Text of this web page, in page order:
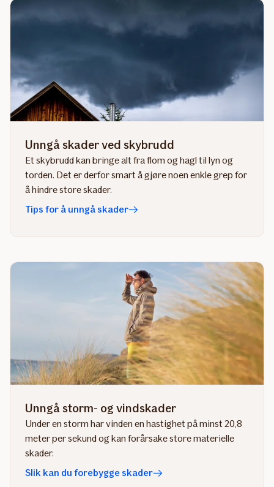
Unngå skader ved skybrudd
Et skybrudd kan bringe alt fra flom og hagl til lyn og
torden. Det er derfor smart å gjøre noen enkle grep for
å hindre store skader.
Tips for å unngå skader
Unngå storm- og vindskader
Under en storm har vinden en hastighet på minst 20,8
meter per sekund og kan forårsake store materielle
skader.
Slik kan du forebygge skader